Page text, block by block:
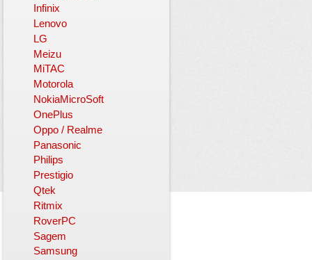
Infinix
Lenovo
LG
Meizu
MiTAC
Motorola
NokiaMicroSoft
OnePlus
Oppo / Realme
Panasonic
Philips
Prestigio
Qtek
Ritmix
RoverPC
Sagem
Samsung